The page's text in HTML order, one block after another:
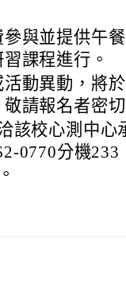
與並提供午
課程進行。
動異動，將
請報名者密
該校心測中心
0770分機233